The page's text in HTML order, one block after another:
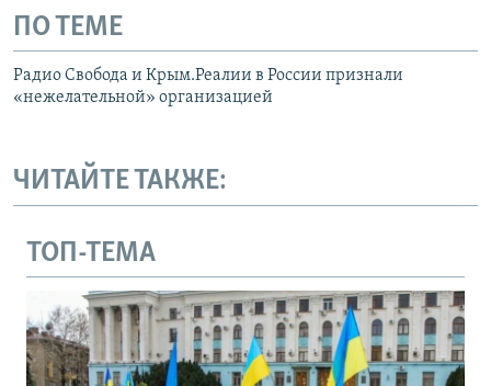
ПО ТЕМЕ
Радио Свобода и Крым.Реалии в России признали
«нежелательной» организацией
ЧИТАЙТЕ ТАКЖЕ:
ТОП-ТЕМА